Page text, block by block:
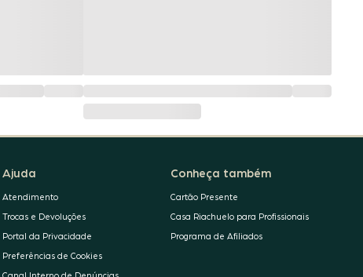
Ajuda
Atendimento
Trocas e Devoluções
Portal da Privacidade
Preferências de Cookies
Conheça também
Cartão Presente
Casa Riachuelo para Profissionais
Programa de Afiliados